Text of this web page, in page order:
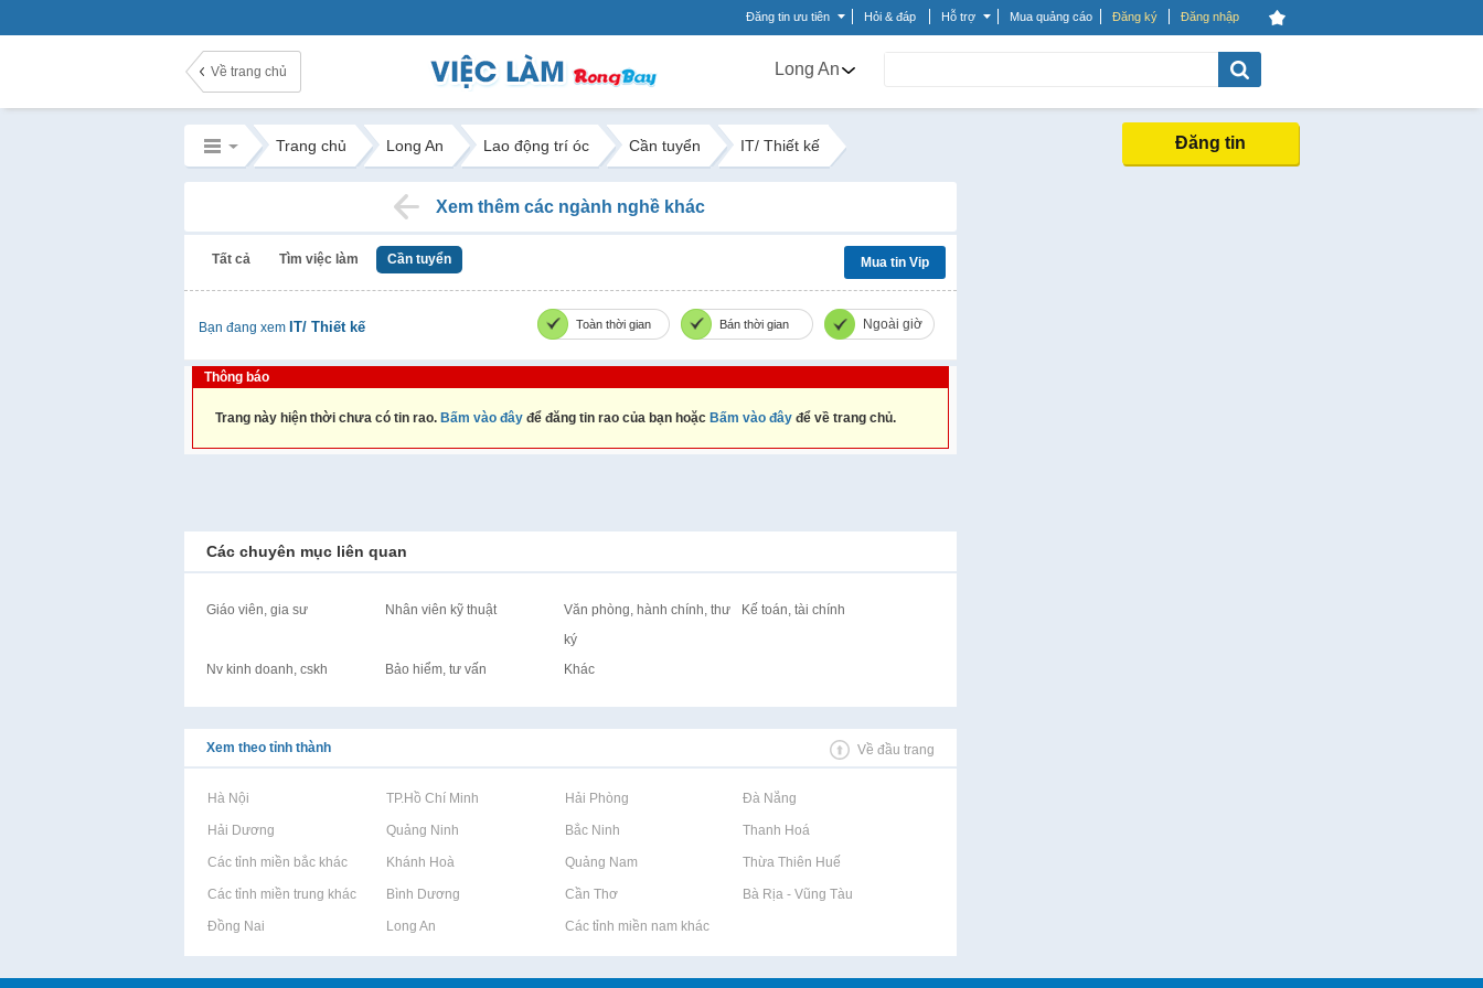
Đăng tin ưu tiên Hỏi & đáp Hỗ trợ Mua quảng cáo Đăng ký Đăng nhập
Về trang chủ Long An
Trang chủ Long An Lao động trí óc Cần tuyển IT/ Thiết kế Đăng tin
Xem thêm các ngành nghề khác
Tất cả Tìm việc làm Cần tuyển Mua tin Vip
Bạn đang xem IT/ Thiết kế Toàn thời gian Bán thời gian Ngoài giờ
Thông báo
Trang này hiện thời chưa có tin rao. Bấm vào đây để đăng tin rao của bạn hoặc Bấm vào đây để về trang chủ.
Các chuyên mục liên quan
Giáo viên, gia sư Nhân viên kỹ thuật
Văn phòng, hành chính, thư
ký
Kế toán, tài chính
Nv kinh doanh, cskh Bảo hiểm, tư vấn Khác
Xem theo tỉnh thành Về đầu trang
Rao vặt tại Hà Nội Rao vặt tại TP.Hồ Chí Minh Rao vặt tại Hải Phòng Rao vặt tại Đà Nẵng
Rao vặt tại Hải Dương Rao vặt tại Quảng Ninh Rao vặt tại Bắc Ninh Rao vặt tại Thanh Hoá
Rao vặt tại Các tỉnh miền bắc khácRao vặt tại Khánh Hoà Rao vặt tại Quảng Nam Rao vặt tại Thừa Thiên Huế
Rao vặt tại Các tỉnh miền trung khácRao vặt tại Bình Dương Rao vặt tại Cần Thơ Rao vặt tại Bà Rịa - Vũng Tàu
Rao vặt tại Đồng Nai Rao vặt tại Long An Rao vặt tại Các tỉnh miền nam khác